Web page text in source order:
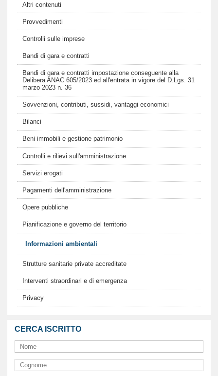
Altri contenuti
Provvedimenti
Controlli sulle imprese
Bandi di gara e contratti
Bandi di gara e contratti impostazione conseguente alla
Delibera ANAC 605/2023 ed all'entrata in vigore del D.Lgs. 31
marzo 2023 n. 36
Sovvenzioni, contributi, sussidi, vantaggi economici
Bilanci
Beni immobili e gestione patrimonio
Controlli e rilievi sull'amministrazione
Servizi erogati
Pagamenti dell'amministrazione
Opere pubbliche
Pianificazione e governo del territorio
Informazioni ambientali
Strutture sanitarie private accreditate
Interventi straordinari e di emergenza
Privacy
CERCA ISCRITTO